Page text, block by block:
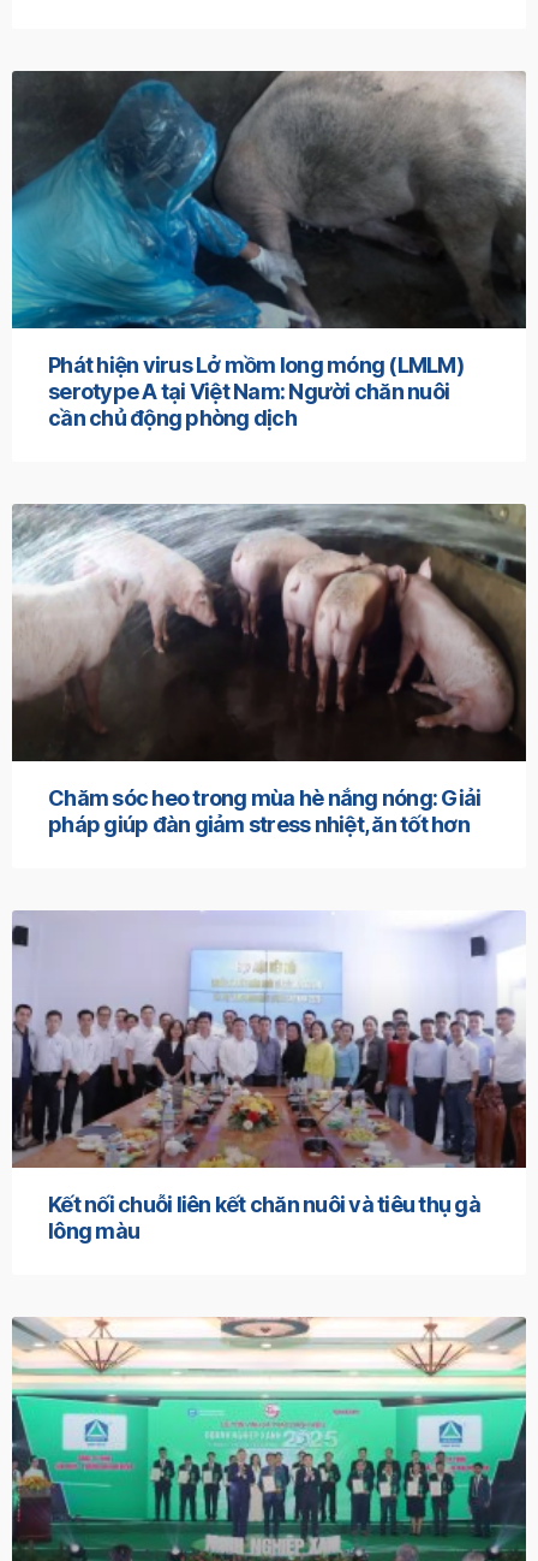
Phát hiện virus Lở mồm long móng (LMLM)
serotype A tại Việt Nam: Người chăn nuôi
cần chủ động phòng dịch
Chăm sóc heo trong mùa hè nắng nóng: Giải
pháp giúp đàn giảm stress nhiệt, ăn tốt hơn
Kết nối chuỗi liên kết chăn nuôi và tiêu thụ gà
lông màu